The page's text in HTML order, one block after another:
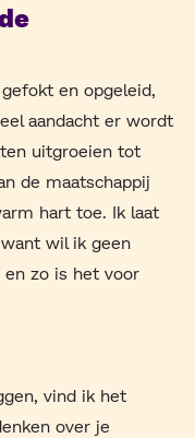
en opgeleid,
aandacht er wordt
uitgroeien tot
de maatschappij
hart toe. Ik laat
wil ik geen
en zo is het voor
vind ik het
over je